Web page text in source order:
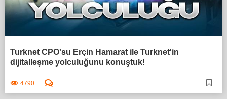
Turknet CPO'su Erçin Hamarat ile Turknet'in
dijitalleşme yolculuğunu konuştuk!
4790